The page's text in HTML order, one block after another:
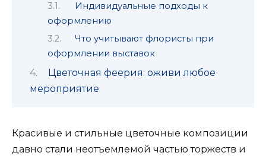
Индивидуальные подходы к
оформлению
Что учитывают флористы при
оформлении выставок
Цветочная феерия: оживи любое
мероприятие
Красивые и стильные цветочные композиции
давно стали неотъемлемой частью торжеств и